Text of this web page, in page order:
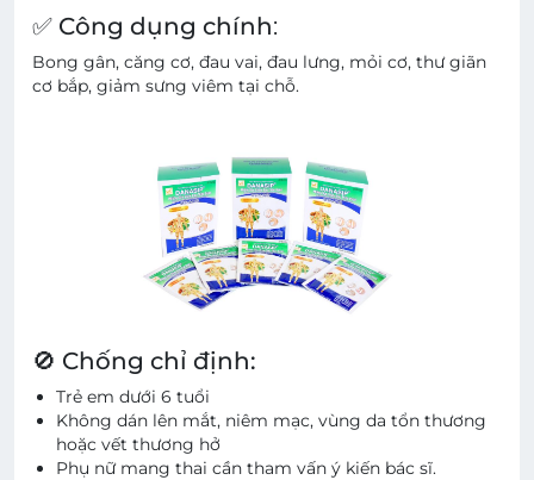
✅ Công dụng chính:
Bong gân, căng cơ, đau vai, đau lưng, mỏi cơ, thư giãn
cơ bắp, giảm sưng viêm tại chỗ.
🚫 Chống chỉ định:
Trẻ em dưới 6 tuổi
Không dán lên mắt, niêm mạc, vùng da tổn thương
hoặc vết thương hở
Phụ nữ mang thai cần tham vấn ý kiến bác sĩ.